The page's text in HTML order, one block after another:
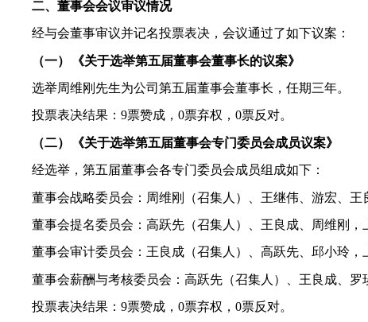
二、董事会会议审议情况
经与会董事审议并记名投票表决，会议通过了如下议案：
（一） 《关于选举第五届董事会董事长的议案》
选举周维刚先生为公司第五届董事会董事长，任期三年。
投票表决结果： 9票赞成， 0票弃权， 0票反对。
（二） 《关于选举第五届董事会专门委员会成员议案》
经选举，第五届董事会各专门委员会成员组成如下：
董事会战略委员会：周维刚（召集人）、王继伟、游宏、王
董事会提名委员会：高跃先（召集人）、王良成、周维刚，
董事会审计委员会：王良成（召集人）、高跃先、邱小玲，
董事会薪酬与考核委员会：高跃先（召集人）、王良成、罗
投票表决结果： 9票赞成， 0票弃权， 0票反对。